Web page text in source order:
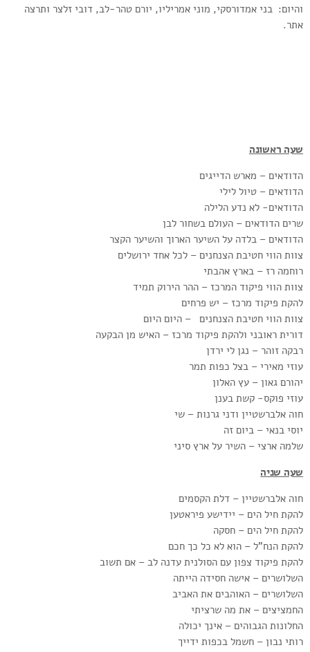
והיום: בני אמדורסקי, מוני אמריליו, יורם טהר-לב, דובי זלצר ותרצה
אתר.
שעה ראשונה
הדודאים – מארש הדייגים
הדודאים – טיול לילי
הדודאים- לא נדע הלילה
שרים הדודאים – העולם בשחור לבן
הדודאים – בלדה על השיער הארוך והשיער הקצר
צוות הווי חטיבת הצנחנים – לכל אחד ירושלים
רוחמה רז – בארץ אהבתי
צוות הווי פיקוד המרכז – ההר הירוק תמיד
להקת פיקוד מרכז – יש פרחים
צוות הווי חטיבת הצנחנים – היום היום
דורית ראובני ולהקת פיקוד מרכז – האיש מן הבקעה
רבקה זוהר – נגן לי ירדן
עוזי מאירי – בצל כפות תמר
יהורם גאון – עץ האלון
עוזי פוקס- קשת בענן
חוה אלברשטיין ודני גרנות – שי
יוסי בנאי – ביום זה
שלמה ארצי – השיר על ארץ סיני
שעה שניה
חוה אלברשטיין – דלת הקסמים
להקת חיל הים – יידישע פיראטען
להקת חיל הים – חסקה
להקת הנח”ל – הוא לא כל כך חכם
להקת פיקוד צפון עם הסולנית עדנה לב – אם תשוב
השלושרים – אישה חסידה הייתה
השלושרים – האוהבים את האביב
החמציצים – את מה שרציתי
החלונות הגבוהים – אינך יכולה
רותי נבון – חשמל בכפות ידייך